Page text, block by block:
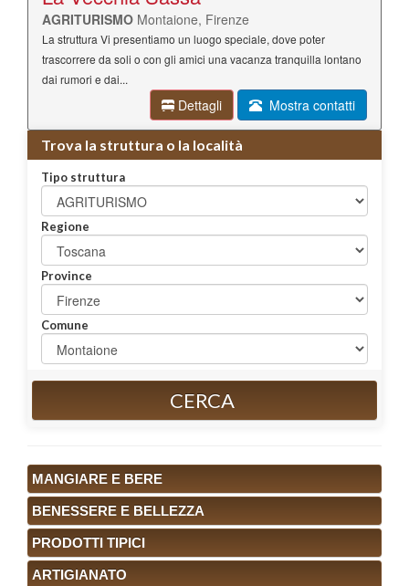
AGRITURISMO Montaione, Firenze
La struttura Vi presentiamo un luogo speciale, dove poter
trascorrere da soli o con gli amici una vacanza tranquilla lontano
dai rumori e dai...
Dettagli Mostra contatti
Trova la struttura o la località
Tipo struttura
Regione
Province
Comune
CERCA
MANGIARE E BERE
BENESSERE E BELLEZZA
PRODOTTI TIPICI
ARTIGIANATO